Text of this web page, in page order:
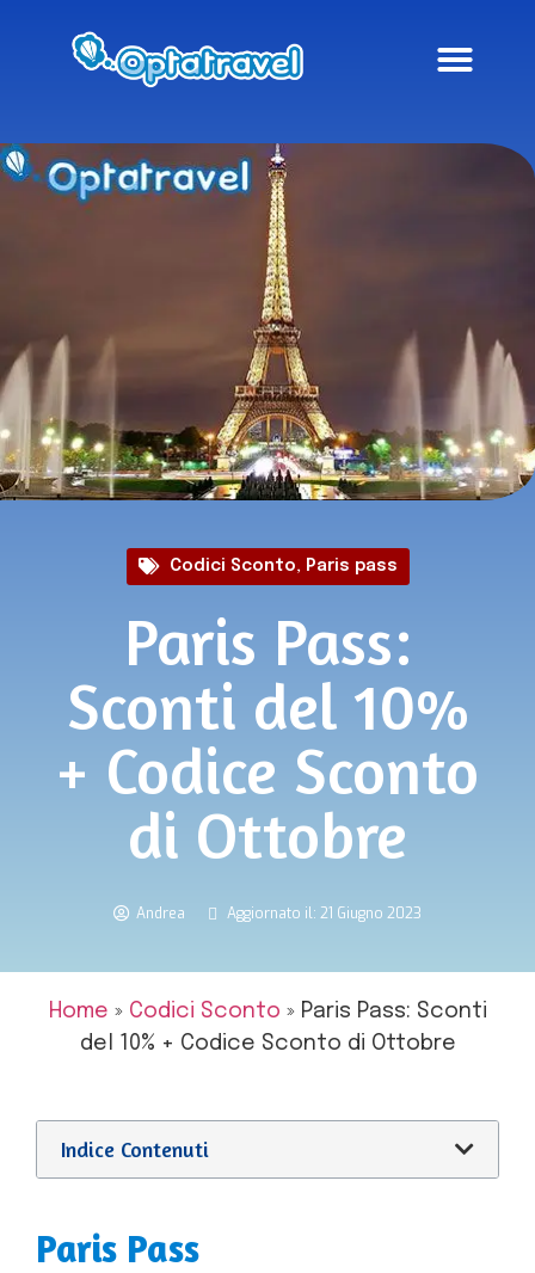
Codici Sconto, Paris pass
Paris Pass:
Sconti del 10%
+ Codice Sconto
di Ottobre
Andrea Aggiornato il: 21 Giugno 2023
Home » Codici Sconto » Paris Pass: Sconti
del 10% + Codice Sconto di Ottobre
Indice Contenuti
Paris Pass